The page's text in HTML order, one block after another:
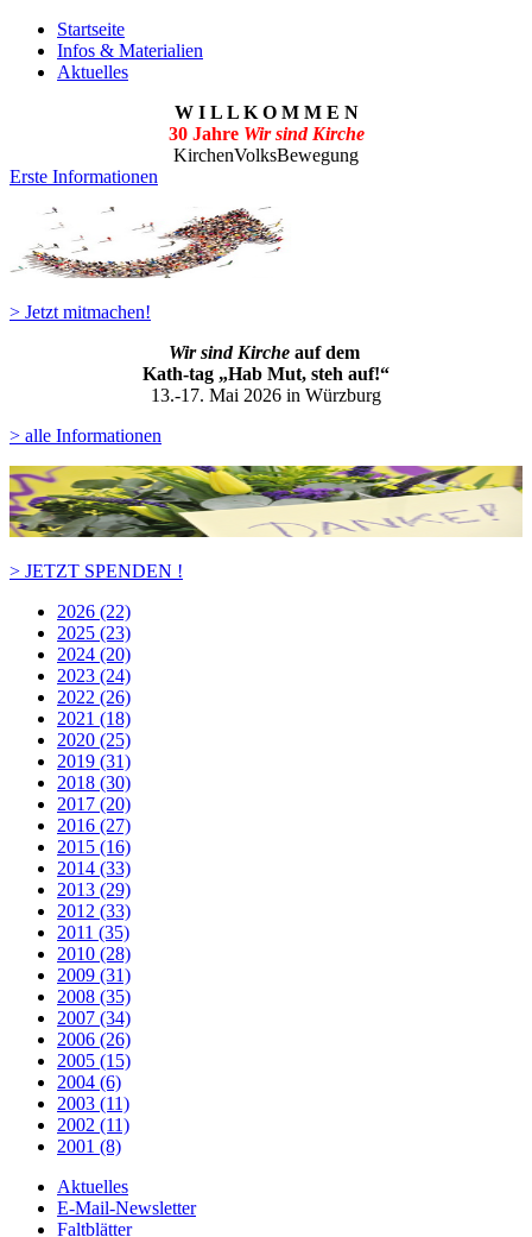
Startseite
Infos & Materialien
Aktuelles
W I L L K O M M E N
30 Jahre Wir sind Kirche
KirchenVolksBewegung
Erste Informationen
> Jetzt mitmachen!
Wir sind Kirche auf dem
Kath-tag „Hab Mut, steh auf!“
13.-17. Mai 2026 in Würzburg
> alle Informationen
> JETZT SPENDEN !
2026 (22)
2025 (23)
2024 (20)
2023 (24)
2022 (26)
2021 (18)
2020 (25)
2019 (31)
2018 (30)
2017 (20)
2016 (27)
2015 (16)
2014 (33)
2013 (29)
2012 (33)
2011 (35)
2010 (28)
2009 (31)
2008 (35)
2007 (34)
2006 (26)
2005 (15)
2004 (6)
2003 (11)
2002 (11)
2001 (8)
Aktuelles
E-Mail-Newsletter
Faltblätter